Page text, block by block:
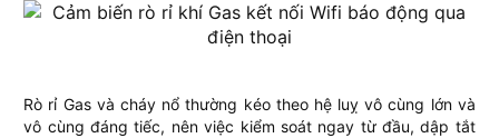
Rò rỉ Gas và cháy nổ thường kéo theo hệ luỵ vô cùng lớn và
vô cùng đáng tiếc, nên việc kiểm soát ngay từ đầu, dập tắt